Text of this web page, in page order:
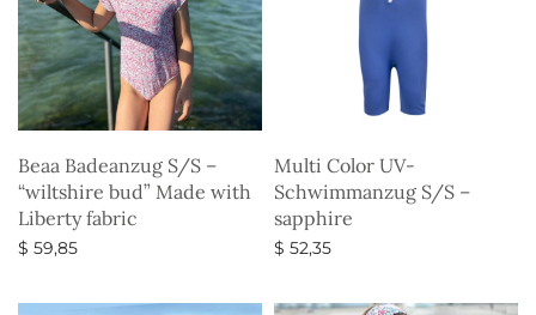
Beaa Badeanzug S/S –
“wiltshire bud” Made with
Liberty fabric
$ 59,85
Multi Color UV-
Schwimmanzug S/S –
sapphire
$ 52,35